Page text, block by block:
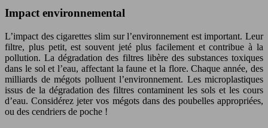
Impact environnemental
L’impact des cigarettes slim sur l’environnement est important. Leur
filtre, plus petit, est souvent jeté plus facilement et contribue à la
pollution. La dégradation des filtres libère des substances toxiques
dans le sol et l’eau, affectant la faune et la flore. Chaque année, des
milliards de mégots polluent l’environnement. Les microplastiques
issus de la dégradation des filtres contaminent les sols et les cours
d’eau. Considérez jeter vos mégots dans des poubelles appropriées,
ou des cendriers de poche !